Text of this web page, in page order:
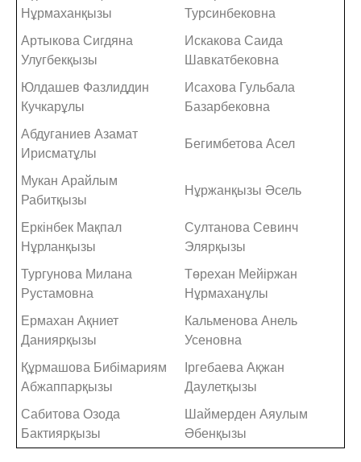
Нұрмаханқызы
Турсинбековна
Артыкова Сигдяна
Улугбекқызы
Искакова Саида
Шавкатбековна
Юлдашев Фазлиддин
Кучкарұлы
Исахова Гульбала
Базарбековна
Абдуганиев Азамат
Ирисматұлы
Бегимбетова Асел
Мукан Арайлым
Рабитқызы
Нұржанқызы Әсель
Еркінбек Мақпал
Нұрланқызы
Султанова Севинч
Элярқызы
Тургунова Милана
Рустамовна
Төрехан Мейіржан
Нұрмаханұлы
Ермахан Ақниет
Даниярқызы
Кальменова Анель
Усеновна
Құрмашова Бибімариям
Абжаппарқызы
Іргебаева Ақжан
Даулетқызы
Сабитова Озода
Бактиярқызы
Шаймерден Аяулым
Әбенқызы